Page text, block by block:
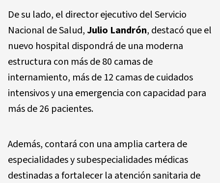
De su lado, el director ejecutivo del Servicio
Nacional de Salud,Julio Landrón, destacó que el
nuevo hospital dispondrá de una moderna
estructura con más de 80 camas de
internamiento, más de 12 camas de cuidados
intensivos y una emergencia con capacidad para
más de 26 pacientes.
Además, contará con una amplia cartera de
especialidades y subespecialidades médicas
destinadas a fortalecer la atención sanitaria de